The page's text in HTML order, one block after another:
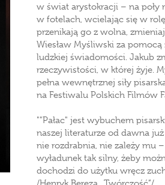
w świat arystokracji – na poły
w fotelach, wcielając się w
przenikają go z wolna,
Wiesław Myśliwski za
ludzkiej świadomości. Jakub
rzeczywistości, w której żyje.
pełna wewnętrznej siły
na Festiwalu Polskich Filmów
""Pałac" jest wybuchem
naszej literaturze od dawna
nie rozdrabnia, nie zależy mu
wyładunek tak silny, żeby
dochodzi do użytku wręcz